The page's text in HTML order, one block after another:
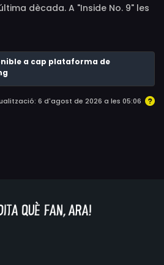
dècada. A "Inside No. 9" les
d'una mitja hora de
protagonitzades pels seus
per un d'ells, s'ambienten
pel número 9, sigui
hotel amb aquest número, una
destaquen sobretot pels
Arterton a l'Oona Chaplin o en
en algun dels episodis de la
a cap plataforma de
6 d'agost de 2026 a les 05:06